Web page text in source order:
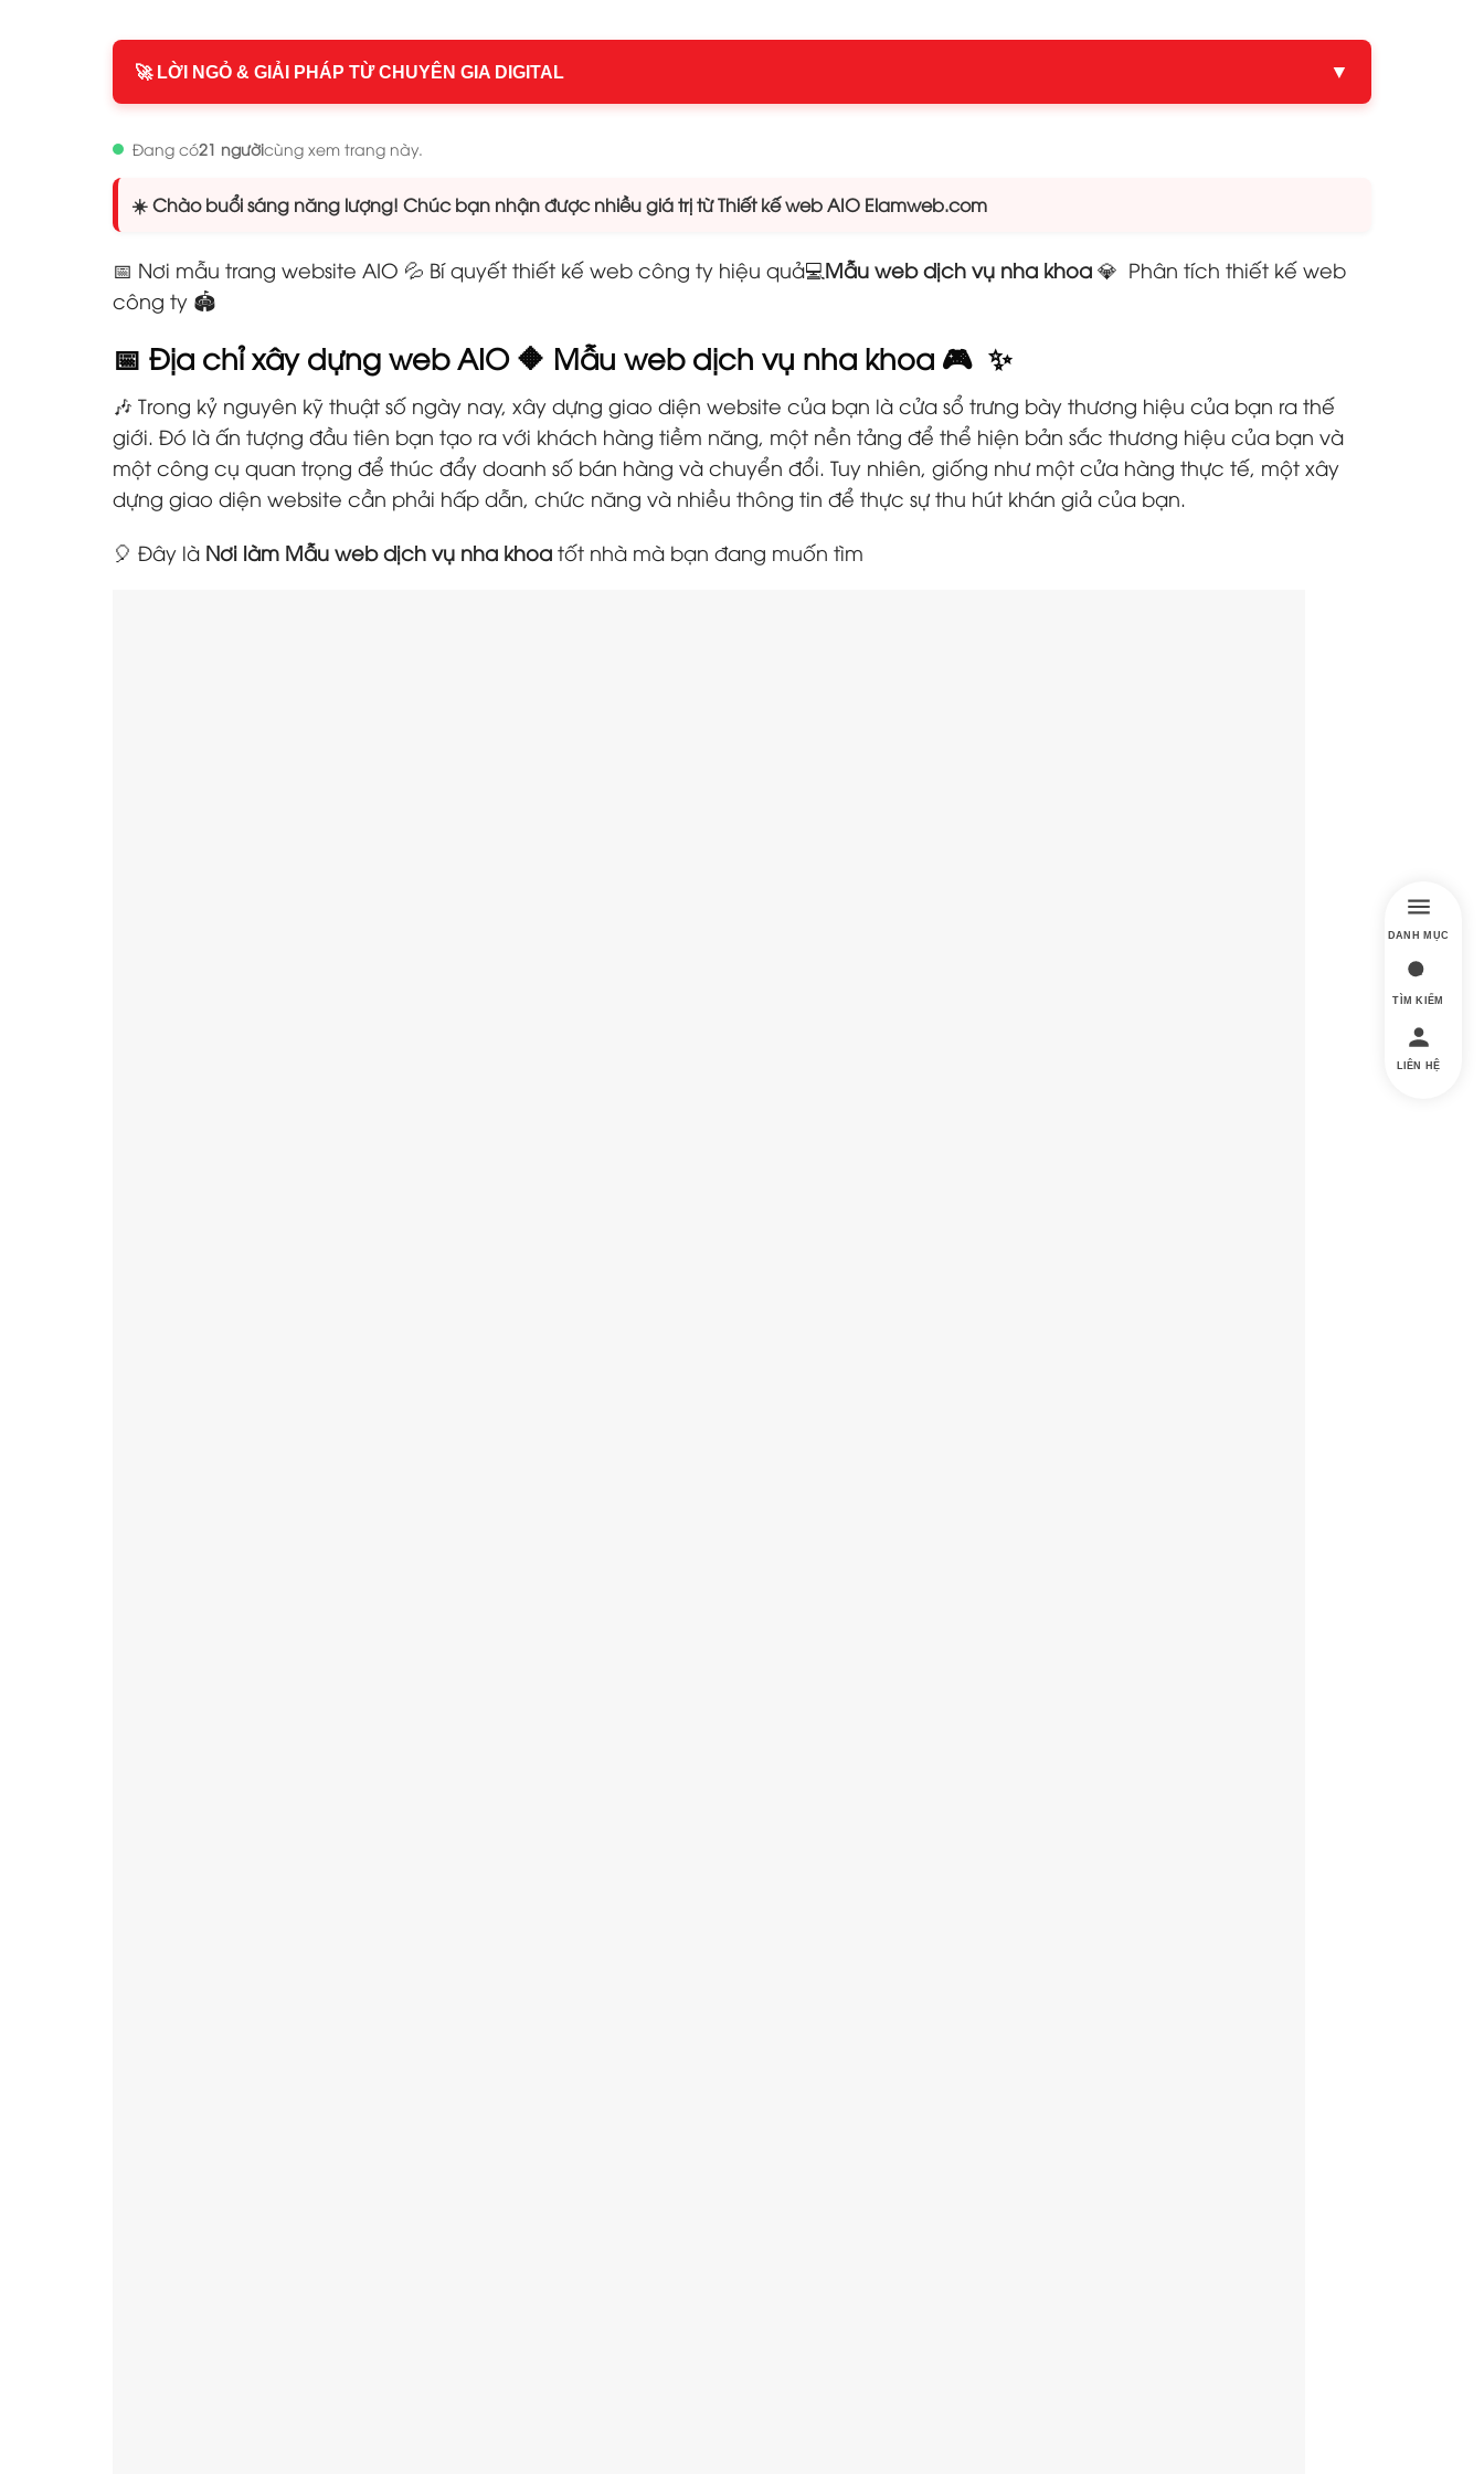
🚀 LỜI NGỎ & GIẢI PHÁP TỪ CHUYÊN GIA DIGITAL ▼
Đang có21 ngườicùng xem trang này.
☀️ Chào buổi sáng năng lượng! Chúc bạn nhận được nhiều giá trị từ Thiết kế web AIO Elamweb.com
📅 Nơi mẫu trang website AIO 💦 Bí quyết thiết kế web công ty hiệu quả💻Mẫu web dịch vụ nha khoa 💎 Phân tích thiết kế web
công ty 🏟️
📅 Địa chỉ xây dựng web AIO 🔶 Mẫu web dịch vụ nha khoa 🎮 ✨
🎶 Trong kỷ nguyên kỹ thuật số ngày nay, xây dựng giao diện website của bạn là cửa sổ trưng bày thương hiệu của bạn ra thế
giới. Đó là ấn tượng đầu tiên bạn tạo ra với khách hàng tiềm năng, một nền tảng để thể hiện bản sắc thương hiệu của bạn và
một công cụ quan trọng để thúc đẩy doanh số bán hàng và chuyển đổi. Tuy nhiên, giống như một cửa hàng thực tế, một xây
dựng giao diện website cần phải hấp dẫn, chức năng và nhiều thông tin để thực sự thu hút khán giả của bạn.
🎈 Đây là Nơi làm Mẫu web dịch vụ nha khoa tốt nhà mà bạn đang muốn tìm
DANH MỤC
TÌM KIẾM
LIÊN HỆ